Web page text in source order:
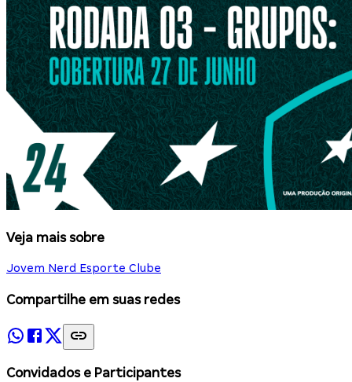
Veja mais sobre
Jovem Nerd Esporte Clube
Compartilhe em suas redes
Convidados e Participantes